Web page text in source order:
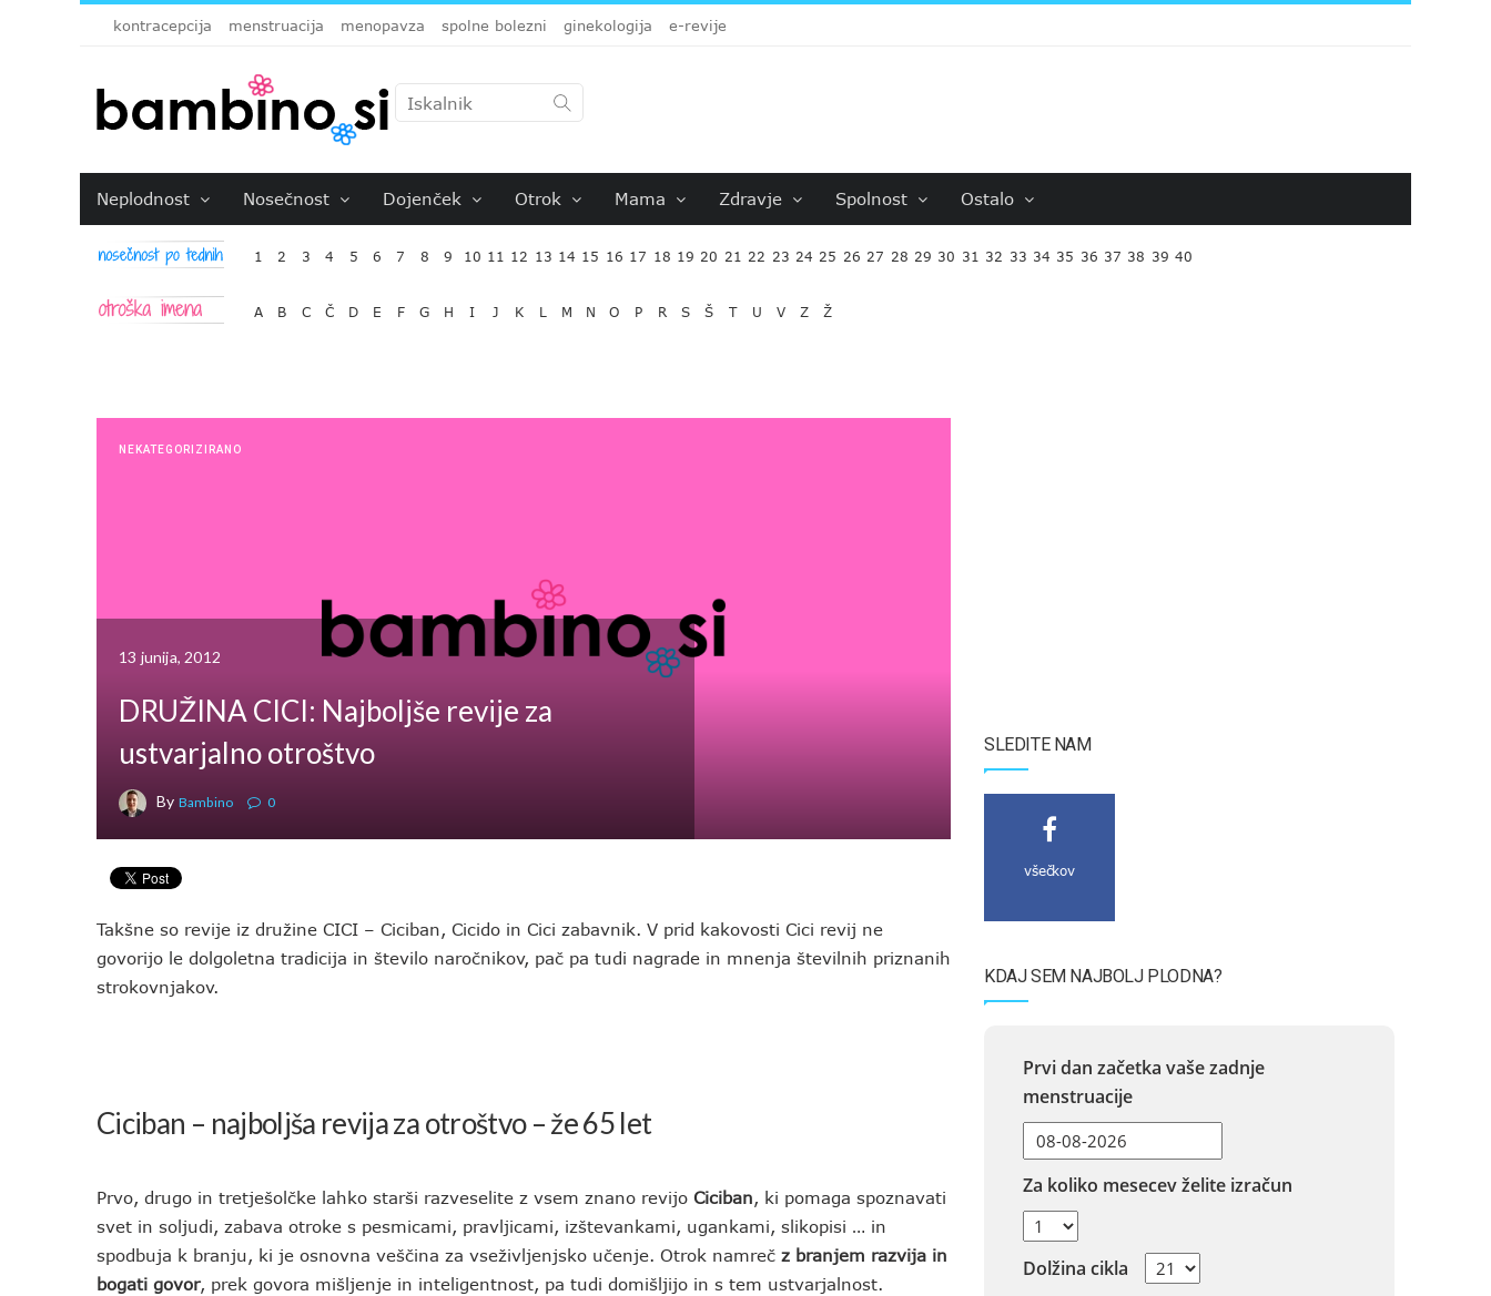
kontracepcija menstruacija menopavza spolne bolezni ginekologija e-revije
Neplodnost Nosečnost Dojenček Otrok Mama Zdravje Spolnost Ostalo
1 2 3 4 5 6 7 8 9 10 11 12 13 14 15 16 17 18 19 20 21 22 23 24 25 26 27 28 29 30 31 32 33 34 35 36 37 38 39 40
A B C Č D E F G H I J K L M N O P R S Š T U V Z Ž
NEKATEGORIZIRANO
13 junija, 2012
DRUŽINA CICI: Najboljše revije za
ustvarjalno otroštvo
By Bambino 0
Takšne so revije iz družine CICI – Ciciban, Cicido in Cici zabavnik. V prid kakovosti Cici revij ne
govorijo le dolgoletna tradicija in število naročnikov, pač pa tudi nagrade in mnenja številnih priznanih
strokovnjakov.
Ciciban – najboljša revija za otroštvo – že 65 let
Prvo, drugo in tretješolčke lahko starši razveselite z vsem znano revijo Ciciban, ki pomaga spoznavati
svet in soljudi, zabava otroke s pesmicami, pravljicami, izštevankami, ugankami, slikopisi … in
spodbuja k branju, ki je osnovna veščina za vseživljenjsko učenje. Otrok namreč z branjem razvija in
bogati govor, prek govora mišljenje in inteligentnost, pa tudi domišljijo in s tem ustvarjalnost.
SLEDITE NAM
všečkov
KDAJ SEM NAJBOLJ PLODNA?
Prvi dan začetka vaše zadnje
menstruacije
Za koliko mesecev želite izračun
Dolžina cikla